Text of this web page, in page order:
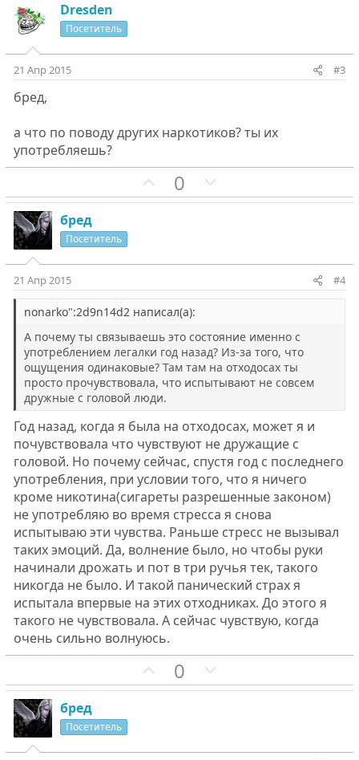
т
ы
й
г
л
т
ы
й
г
л
Dresden
Посетитель
21 Апр 2015 #3
бред,
а что по поводу других наркотиков? ты их
употребляешь?
П
о
т
н
ы
й
г
о
о
с
0
е
т
ы
й
г
о
о
с
бред
Посетитель
21 Апр 2015 #4
nonarko":2d9n14d2 написал(а):
А почему ты связываешь это состояние именно с
употреблением легалки год назад? Из-за того, что
ощущения одинаковые? Там там на отходосах ты
просто прочувствовала, что испытывают не совсем
дружные с головой люди.
Год назад, когда я была на отходосах, может я и
почувствовала что чувствуют не дружащие с
головой. Но почему сейчас, спустя год с последнего
употребления, при условии того, что я ничего
кроме никотина(сигареты разрешенные законом)
не употребляю во время стресса я снова
испытываю эти чувства. Раньше стресс не вызывал
таких эмоций. Да, волнение было, но чтобы руки
начинали дрожать и пот в три ручья тек, такого
никогда не было. И такой панический страх я
испытала впервые на этих отходниках. До этого я
такого не чувствовала. А сейчас чувствую, когда
очень сильно волнуюсь.
П
о
т
0
е
т
бред
Посетитель